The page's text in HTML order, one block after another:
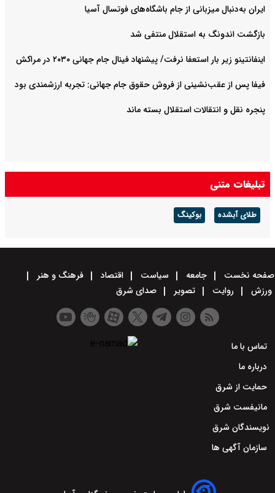
ایران به‌دنبال میزبانی از جام باشگاه‌های فوتسال آسیا
بازگشت اندونگ به استقلال منتفی شد
اینفانتینو زیر بار استعفا نرفت/ پیشنهاد فینال جام جهانی ۲۰۳۰ در مراکش
فیفا پس از عقب‌نشینی از فروش حقوق جام جهانی: تجربه ارزشمندی بود
پنجره نقل و انتقالات استقلال بسته ماند
تبلیغات متنی
طلای آبشده بوکینگ
صفحه نخست جامعه سیاست اقتصاد
فرهنگ و هنر
ورزش
روایت تصویر صدای شرق
تماس با ما
درباره ما
حمایت از شرق
مانیفست شرق
نویسندگان شرق
سازمان آگهی ها